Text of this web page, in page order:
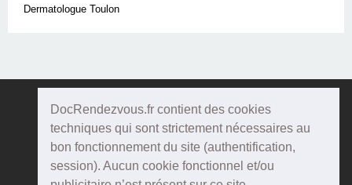
DocRendezvous.fr contient des cookies
techniques qui sont strictement nécessaires au
bon fonctionnement du site (authentification,
session). Aucun cookie fonctionnel et/ou
Dermatologue Toulon
DocRendezvous
Qui sommes-nous ?